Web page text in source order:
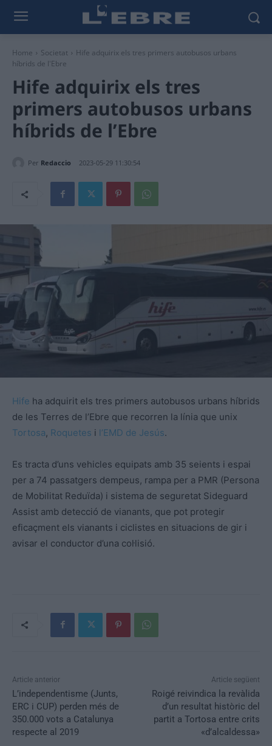
Home Societat
Hife adquirix els tres primers autobusos urbans
híbrids de l'Ebre
Hife adquirix els tres
primers autobusos urbans
híbrids de l’Ebre
Per Redaccio 2023-05-29 11:30:54
Hife ha adquirit els tres primers autobusos urbans híbrids
de les Terres de l’Ebre que recorren la línia que unix
Tortosa, Roquetes i l’EMD de Jesús.
Es tracta d’uns vehicles equipats amb 35 seients i espai
per a 74 passatgers dempeus, rampa per a PMR (Persona
de Mobilitat Reduïda) i sistema de seguretat Sideguard
Assist amb detecció de vianants, que pot protegir
eficaçment els vianants i ciclistes en situacions de gir i
avisar el conductor d’una col·lisió.
Article anterior
L’independentisme (Junts,
ERC i CUP) perden més de
350.000 vots a Catalunya
respecte al 2019
Article següent
Roigé reivindica la revàlida
d’un resultat històric del
partit a Tortosa entre crits
«d’alcaldessa»